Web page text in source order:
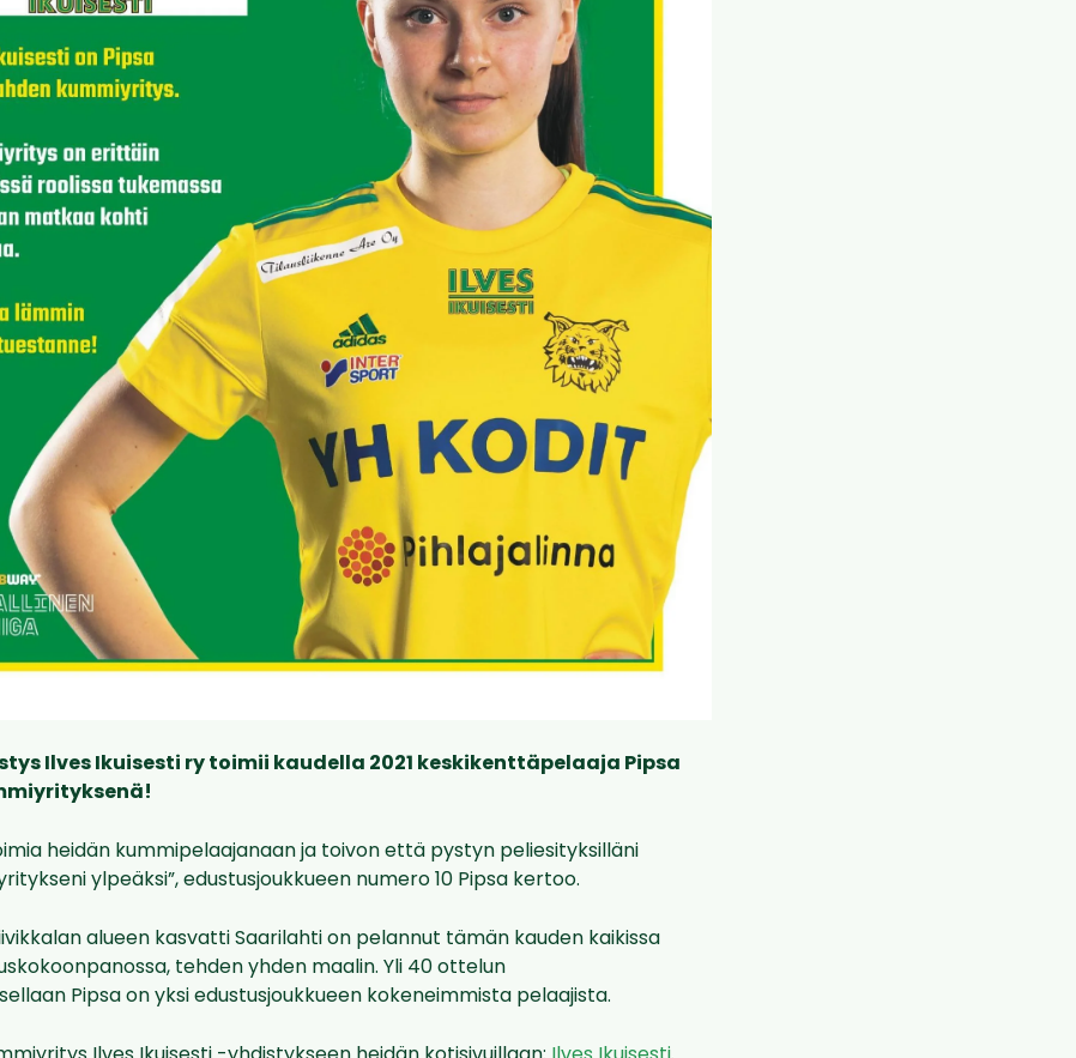
Ilves Ikuisesti ry toimii kaudella 2021 keskikenttäpelaaja Pipsa
heidän kummipelaajanaan ja toivon että pystyn peliesityksilläni
ylpeäksi”, edustusjoukkueen numero 10 Pipsa kertoo.
alueen kasvatti Saarilahti on pelannut tämän kauden kaikissa
tehden yhden maalin. Yli 40 ottelun
Pipsa on yksi edustusjoukkueen kokeneimmista pelaajista.